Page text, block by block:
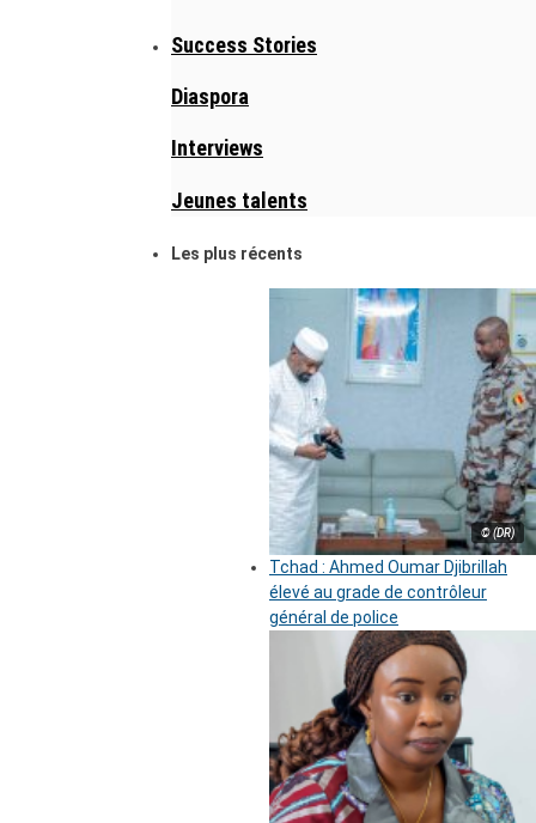
Success Stories
Diaspora
Interviews
Jeunes talents
Les plus récents
© (DR)
Tchad : Ahmed Oumar Djibrillah
élevé au grade de contrôleur
général de police